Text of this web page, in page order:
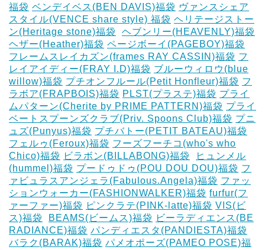
福袋 ベンデイベス(BEN DAVIS)福袋 ヴァンスシェア
スタイル(VENCE share style) 福袋 ヘリテージストー
ン(Heritage stone)福袋
ヘブンリー(HEAVENLY)福袋
ヘザー(Heather)福袋 ページボーイ(PAGEBOY)福袋
フレームスレイカズン(frames RAY CASSIN)福袋 フ
レイアイディー(FRAY I.D)福袋 ブルーウィロウ(blue
willow)福袋 プチオンフルール(Petit Honfleur)福袋 フ
ラボア(FRAPBOIS)福袋 PLST(プラステ)福袋 プライ
ムパターン(Cherite by PRIME PATTERN)福袋 プライ
ベートスプーンズクラブ(Priv. Spoons Club)福袋 プニ
ュズ(Punyus)福袋 プチバトー(PETIT BATEAU)福袋
フェルゥ(Feroux)福袋 フーズフーチコ(who's who
Chico)福袋 ビラボン(BILLABONG)福袋
ヒュンメル
(hummel)福袋 プードゥドゥ(POU DOU DOU)福袋 フ
ァビュラスアンジェラ(Fabulous.Angela)福袋 ファッ
ションウォーカー(FASHIONWALKER)福袋 furfur(フ
ァーファー)福袋 ピンクラテ(PINK-latte)福袋 VIS(ビ
ス)福袋
BEAMS(ビームス)福袋 ビーラディエンス(BE
RADIANCE)福袋 パンディエスタ(PANDIESTA)福袋
バラク(BARAK)福袋 パメオポーズ(PAMEO POSE)福